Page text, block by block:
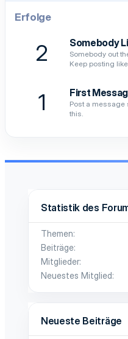
Erfolge
2 Somebody
Somebody out
Keep posting
1 First
Post a message
this.
Statistik des
Themen
Beiträge
Mitglieder
Neuestes Mitglied
Neueste Beiträge